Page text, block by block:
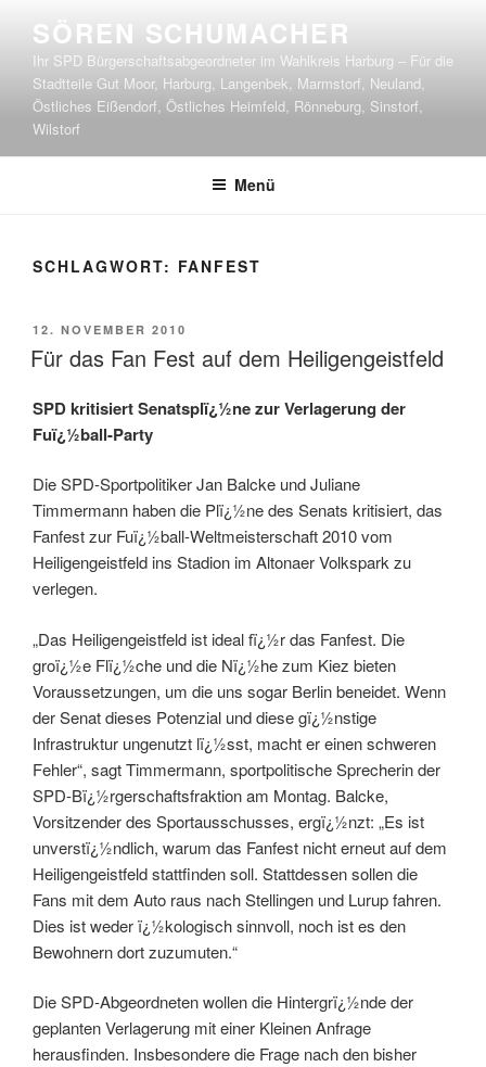
Inhalt
springen
SÖREN SCHUMACHER
Ihr SPD Bürgerschaftsabgeordneter im Wahlkreis Harburg – Für die
Stadtteile Gut Moor, Harburg, Langenbek, Marmstorf, Neuland,
Östliches Eißendorf, Östliches Heimfeld, Rönneburg, Sinstorf,
Wilstorf
Menü
SCHLAGWORT: FANFEST
VERÖFFENTLICHT
AM
12. NOVEMBER 2010
Für das Fan Fest auf dem Heiligengeistfeld
SPD kritisiert Senatsplï¿½ne zur Verlagerung der
Fuï¿½ball-Party
Die SPD-Sportpolitiker Jan Balcke und Juliane
Timmermann haben die Plï¿½ne des Senats kritisiert, das
Fanfest zur Fuï¿½ball-Weltmeisterschaft 2010 vom
Heiligengeistfeld ins Stadion im Altonaer Volkspark zu
verlegen.
„Das Heiligengeistfeld ist ideal fï¿½r das Fanfest. Die
groï¿½e Flï¿½che und die Nï¿½he zum Kiez bieten
Voraussetzungen, um die uns sogar Berlin beneidet. Wenn
der Senat dieses Potenzial und diese gï¿½nstige
Infrastruktur ungenutzt lï¿½sst, macht er einen schweren
Fehler“, sagt Timmermann, sportpolitische Sprecherin der
SPD-Bï¿½rgerschaftsfraktion am Montag. Balcke,
Vorsitzender des Sportausschusses, ergï¿½nzt: „Es ist
unverstï¿½ndlich, warum das Fanfest nicht erneut auf dem
Heiligengeistfeld stattfinden soll. Stattdessen sollen die
Fans mit dem Auto raus nach Stellingen und Lurup fahren.
Dies ist weder ï¿½kologisch sinnvoll, noch ist es den
Bewohnern dort zuzumuten.“
Die SPD-Abgeordneten wollen die Hintergrï¿½nde der
geplanten Verlagerung mit einer Kleinen Anfrage
herausfinden. Insbesondere die Frage nach den bisher